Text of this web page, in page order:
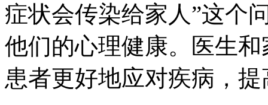
症状会传染给家人”这个
他们的心理健康。医生
患者更好地应对疾病，